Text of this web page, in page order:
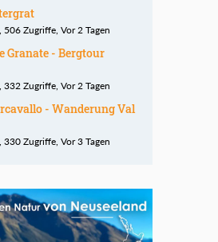
Zugriffe, Vor 2 Tagen
Granate - Bergtour
Zugriffe, Vor 2 Tagen
- Wanderung Val
Zugriffe, Vor 3 Tagen